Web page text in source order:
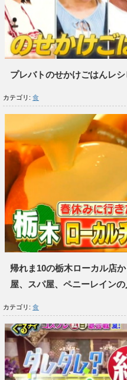
プレバトのせかけごはんレ
カテゴリ: 食
帰れま10の栃木ローカル店
屋、スパ屋、ペニーレイン
カテゴリ: 食